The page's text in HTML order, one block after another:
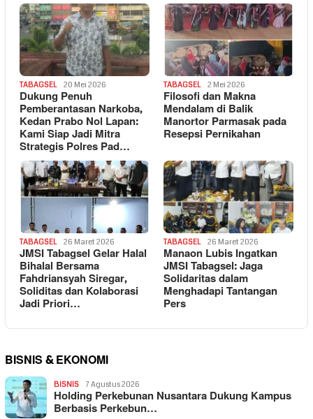
TABAGSEL 20 Mei 2026
Dukung Penuh
Pemberantasan Narkoba,
Kedan Prabo Nol Lapan:
Kami Siap Jadi Mitra
Strategis Polres Pad…
TABAGSEL 2 Mei 2026
Filosofi dan Makna
Mendalam di Balik
Manortor Parmasak pada
Resepsi Pernikahan
TABAGSEL 26 Maret 2026
JMSI Tabagsel Gelar Halal
Bihalal Bersama
Fahdriansyah Siregar,
Soliditas dan Kolaborasi
Jadi Priori…
TABAGSEL 26 Maret 2026
Manaon Lubis Ingatkan
JMSI Tabagsel: Jaga
Solidaritas dalam
Menghadapi Tantangan
Pers
BISNIS & EKONOMI
BISNIS 7 Agustus 2026
Holding Perkebunan Nusantara Dukung Kampus
Berbasis Perkebun…